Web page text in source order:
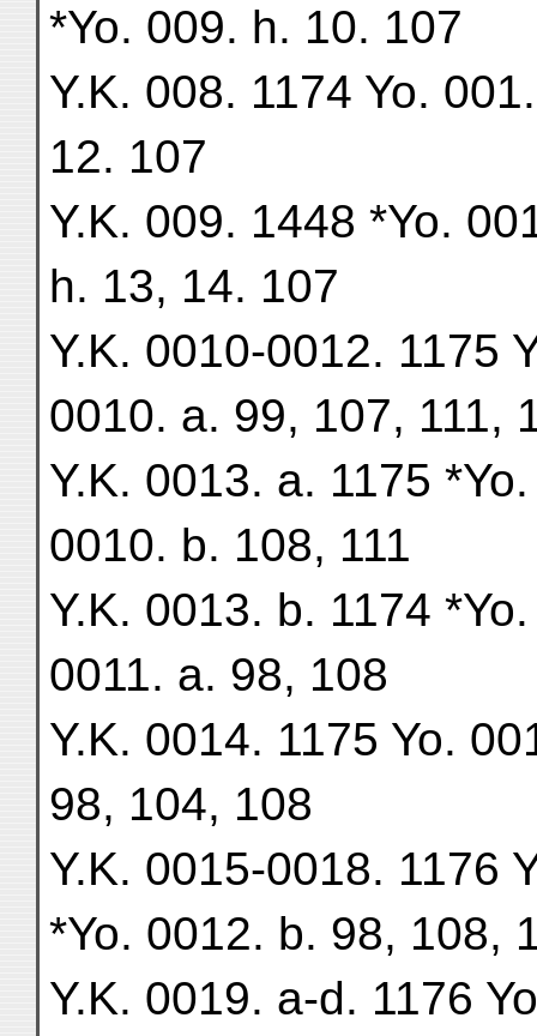
*Yo. 009. h. 10. 107
Y.K. 008. 1174 Yo.
12. 107
Y.K. 009. 1448 *Yo.
h. 13, 14. 107
Y.K. 0010-0012. 1175
0010. a. 99, 107, 111,
Y.K. 0013. a. 1175
0010. b. 108, 111
Y.K. 0013. b. 1174
0011. a. 98, 108
Y.K. 0014. 1175 Yo.
98, 104, 108
Y.K. 0015-0018. 1176
*Yo. 0012. b. 98, 108,
Y.K. 0019. a-d. 1176